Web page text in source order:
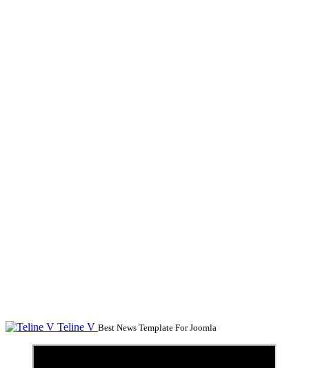
Teline V Best News Template For Joomla